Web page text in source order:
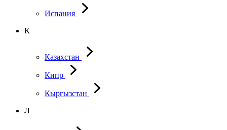
Испания
К
Казахстан
Кипр
Кыргызстан
Л